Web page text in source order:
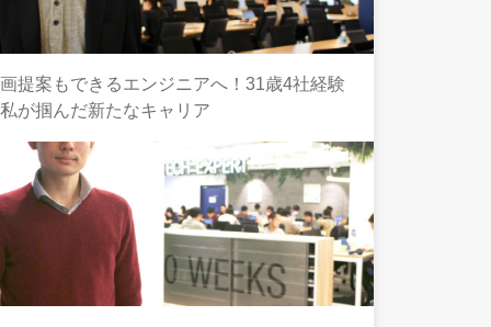
提案もできるエンジニアへ！31歳4社経験
が掴んだ新たなキャリア